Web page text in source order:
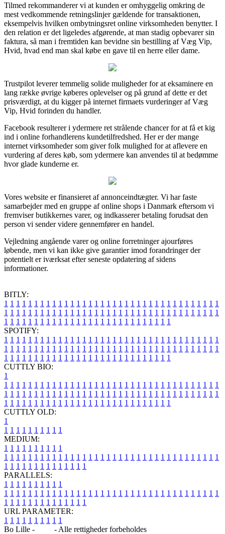
Tilmed rekommanderer vi at kunden er omhyggelig omkring de
mest vedkommende retningslinjer gældende for transaktionen,
eksempelvis hvilken ombytningsret online virksomheden benytter. I
den relation er det ligeledes afgørende, at man stadig opbevarer sin
faktura, så man i fremtiden kan bevidne sin bestilling af Væg Vip,
Hvid, hvad end man skal købe en gave til en herre eller dame.
Trustpilot leverer temmelig solide muligheder for at eksaminere en
lang række øvrige køberes oplevelser og på grund af dette er det
prisværdigt, at du kigger på internet firmaets vurderinger af Væg
Vip, Hvid forinden du handler.
Facebook resulterer i ydermere ret strålende chancer for at få et kig
ind i online forhandlerens kundetilfredshed. Her er der mange
internet virksomheder som giver folk mulighed for at aflevere en
vurdering af deres køb, som ydermere kan anvendes til at bedømme
hvor glade kunderne er.
Vores website er finansieret af annonceindtægter. Vi har faste
samarbejder med en gruppe af online shops i Danmark eftersom vi
fremviser butikkernes varer, og indkasserer betaling forudsat den
person vi sender videre gennemfører en handel.
Vejledning angående varer og online forretninger ajourføres
løbende, men vi kan ikke give garantier imod forandringer der
potentielt er iværksat efter seneste opdatering af sidens
informationer.
BITLY:
1 1 1 1 1 1 1 1 1 1 1 1 1 1 1 1 1 1 1 1 1 1 1 1 1 1 1 1 1 1 1 1 1 1 1 1
1 1 1 1 1 1 1 1 1 1 1 1 1 1 1 1 1 1 1 1 1 1 1 1 1 1 1 1 1 1 1 1 1 1 1 1
1 1 1 1 1 1 1 1 1 1 1 1 1 1 1 1 1 1 1 1 1 1 1 1 1 1 1 1
SPOTIFY:
1 1 1 1 1 1 1 1 1 1 1 1 1 1 1 1 1 1 1 1 1 1 1 1 1 1 1 1 1 1 1 1 1 1 1 1
1 1 1 1 1 1 1 1 1 1 1 1 1 1 1 1 1 1 1 1 1 1 1 1 1 1 1 1 1 1 1 1 1 1 1 1
1 1 1 1 1 1 1 1 1 1 1 1 1 1 1 1 1 1 1 1 1 1 1 1 1 1 1 1
CUTTLY BIO:
1
1 1 1 1 1 1 1 1 1 1 1 1 1 1 1 1 1 1 1 1 1 1 1 1 1 1 1 1 1 1 1 1 1 1 1 1
1 1 1 1 1 1 1 1 1 1 1 1 1 1 1 1 1 1 1 1 1 1 1 1 1 1 1 1 1 1 1 1 1 1 1 1
1 1 1 1 1 1 1 1 1 1 1 1 1 1 1 1 1 1 1 1 1 1 1 1 1 1 1 1
CUTTLY OLD:
1
1 1 1 1 1 1 1 1 1 1
MEDIUM:
1 1 1 1 1 1 1 1 1 1
1 1 1 1 1 1 1 1 1 1 1 1 1 1 1 1 1 1 1 1 1 1 1 1 1 1 1 1 1 1 1 1 1 1 1 1
1 1 1 1 1 1 1 1 1 1 1 1 1 1
PARALLELS:
1 1 1 1 1 1 1 1 1 1
1 1 1 1 1 1 1 1 1 1 1 1 1 1 1 1 1 1 1 1 1 1 1 1 1 1 1 1 1 1 1 1 1 1 1 1
1 1 1 1 1 1 1 1 1 1 1 1 1 1
URL PARAMETER:
1 1 1 1 1 1 1 1 1 1
Bo Lille -
- Alle rettigheder forbeholdes